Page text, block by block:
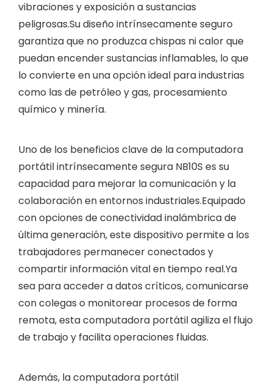
vibraciones y exposición a sustancias
peligrosas.Su diseño intrínsecamente seguro
garantiza que no produzca chispas ni calor que
puedan encender sustancias inflamables, lo que
lo convierte en una opción ideal para industrias
como las de petróleo y gas, procesamiento
químico y minería.
Uno de los beneficios clave de la computadora
portátil intrínsecamente segura NB10S es su
capacidad para mejorar la comunicación y la
colaboración en entornos industriales.Equipado
con opciones de conectividad inalámbrica de
última generación, este dispositivo permite a los
trabajadores permanecer conectados y
compartir información vital en tiempo real.Ya
sea para acceder a datos críticos, comunicarse
con colegas o monitorear procesos de forma
remota, esta computadora portátil agiliza el flujo
de trabajo y facilita operaciones fluidas.
Además, la computadora portátil